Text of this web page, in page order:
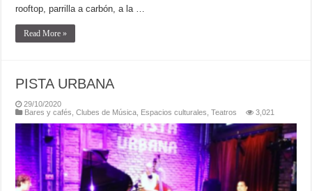
rooftop, parrilla a carbón, a la …
Read More »
PISTA URBANA
29/10/2020
Bares y cafés ,Clubes de Música Espacios culturales ,Teatros 3,021